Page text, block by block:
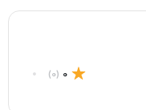
0
(0)